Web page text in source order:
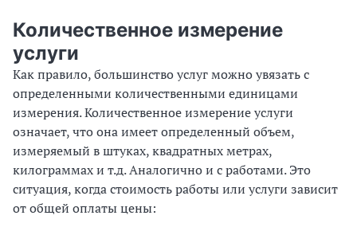
Количественное измерение
услуги
Как правило, большинство услуг можно увязать с
определенными количественными единицами
измерения. Количественное измерение услуги
означает, что она имеет определенный объем,
измеряемый в штуках, квадратных метрах,
килограммах и т.д. Аналогично и с работами. Это
ситуация, когда стоимость работы или услуги зависит
от общей оплаты цены: